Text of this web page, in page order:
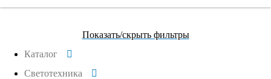
Показать/скрыть фильтры
Каталог
Светотехника